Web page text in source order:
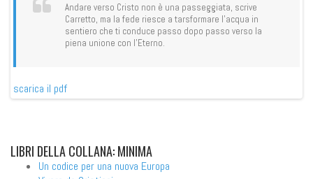
Andare verso Cristo non è una passeggiata, scrive
Carretto, ma la fede riesce a tarsformare l'acqua in
sentiero che ti conduce passo dopo passo verso la
piena unione con l'Eterno.
scarica il pdf
LIBRI DELLA COLLANA: MINIMA
Un codice per una nuova Europa